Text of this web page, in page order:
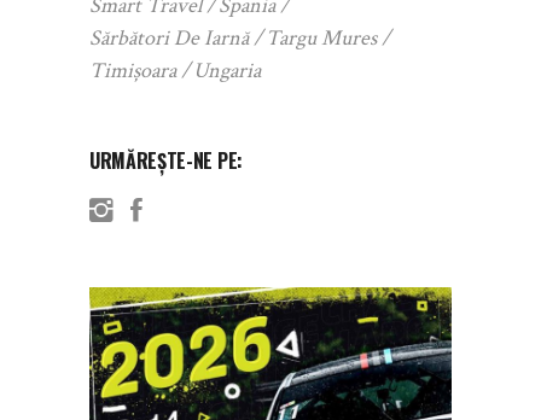
Smart Travel
Spania
Sărbători De Iarnă
Targu Mures
Timișoara
Ungaria
URMĂREȘTE-NE PE: